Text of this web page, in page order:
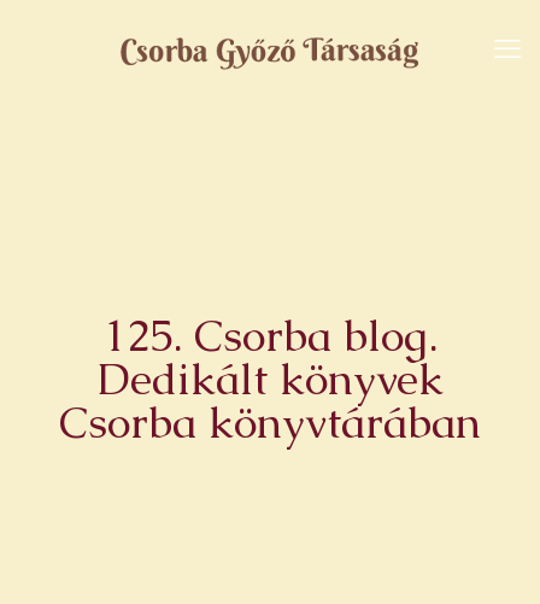
125. Csorba blog.
Dedikált könyvek
Csorba könyvtárában